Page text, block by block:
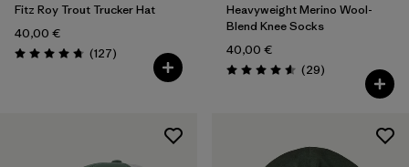
Fitz Roy Trout Trucker Hat
40,00 €
Évaluation: 4.8 / 5
(127Avis
)
Heavyweight Merino Wool-
Blend Knee Socks
40,00 €
Évaluation: 4.6 / 5
(29Avis
)